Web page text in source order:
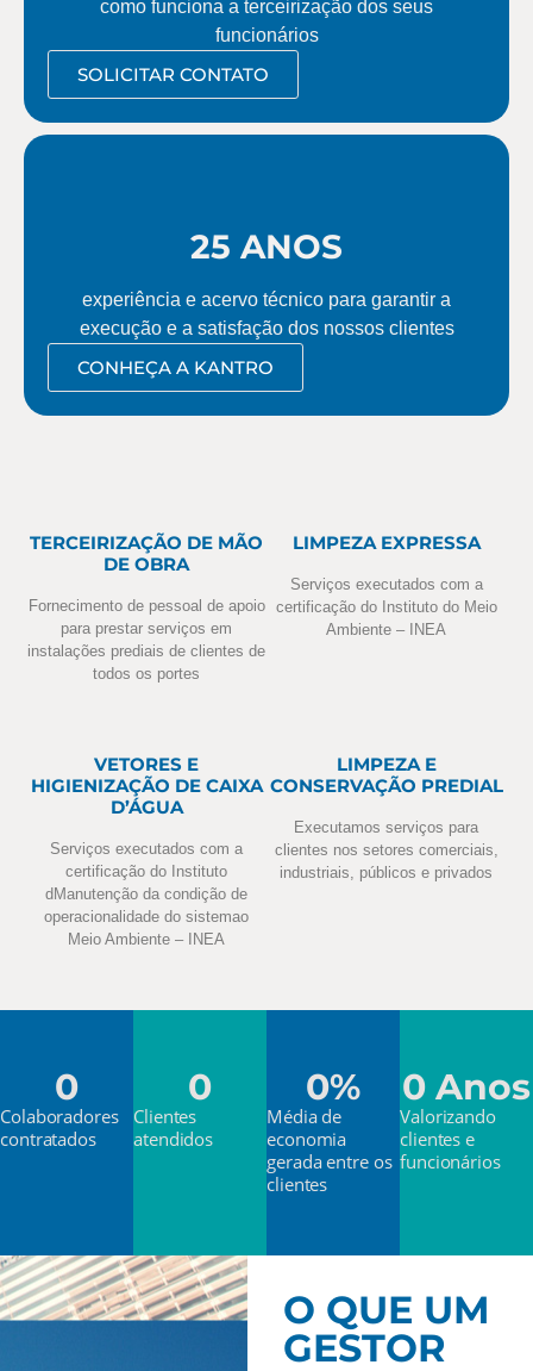
como funciona a terceirização dos seus
funcionários
SOLICITAR CONTATO
25 ANOS
experiência e acervo técnico para garantir a
execução e a satisfação dos nossos clientes
CONHEÇA A KANTRO
TERCEIRIZAÇÃO DE MÃO
DE OBRA
Fornecimento de pessoal de apoio
para prestar serviços em
instalações prediais de clientes de
todos os portes
LIMPEZA EXPRESSA
Serviços executados com a
certificação do Instituto do Meio
Ambiente – INEA
VETORES E
HIGIENIZAÇÃO DE CAIXA
D’ÁGUA
Serviços executados com a
certificação do Instituto
dManutenção da condição de
operacionalidade do sistemao
Meio Ambiente – INEA
LIMPEZA E
CONSERVAÇÃO PREDIAL
Executamos serviços para
clientes nos setores comerciais,
industriais, públicos e privados
Colaboradores
contratados
0
Clientes
atendidos
0
Média de
economia
gerada entre os
clientes
0%
Valorizando
clientes e
funcionários
0 Anos
O QUE UM
GESTOR